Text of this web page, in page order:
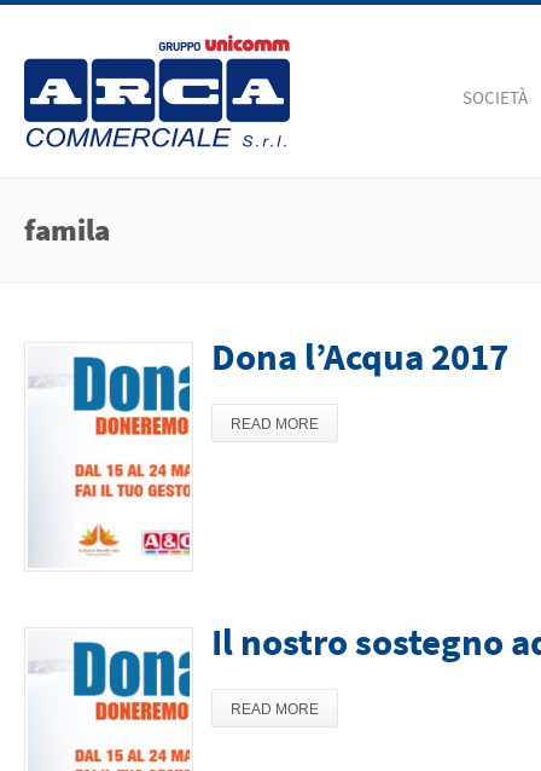
SOCIETÀ
famila
Dona l’Acqua 2017
READ MORE
Il nostro sostegno
READ MORE